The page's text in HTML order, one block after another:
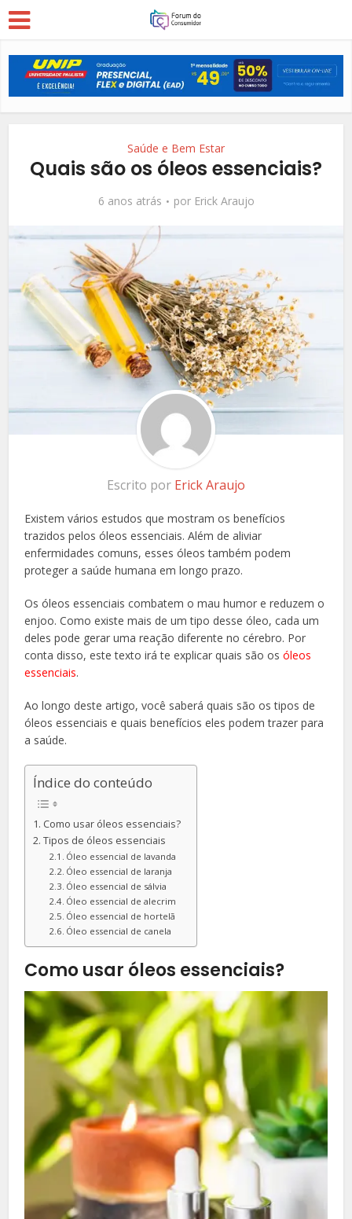
Saúde e Bem Estar
Quais são os óleos essenciais?
6 anos atrás por Erick Araujo
Escrito por Erick Araujo
Existem vários estudos que mostram os benefícios
trazidos pelos óleos essenciais. Além de aliviar
enfermidades comuns, esses óleos também podem
proteger a saúde humana em longo prazo.
Os óleos essenciais combatem o mau humor e reduzem o
enjoo. Como existe mais de um tipo desse óleo, cada um
deles pode gerar uma reação diferente no cérebro. Por
conta disso, este texto irá te explicar quais são osóleos
essenciais.
Ao longo deste artigo, você saberá quais são os tipos de
óleos essenciais e quais benefícios eles podem trazer para
a saúde.
Índice do conteúdo
Como usar óleos essenciais?
Tipos de óleos essenciais
Óleo essencial de lavanda
Óleo essencial de laranja
Óleo essencial de sálvia
Óleo essencial de alecrim
Óleo essencial de hortelã
Óleo essencial de canela
Como usar óleos essenciais?